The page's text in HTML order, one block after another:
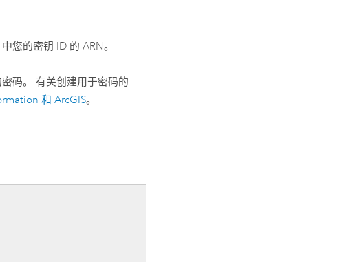
中您的密钥 ID 的 ARN。
码。 有关创建用于密码的
和 ArcGIS。